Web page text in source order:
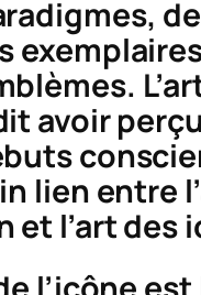
avoir
lien entre
et l’art des